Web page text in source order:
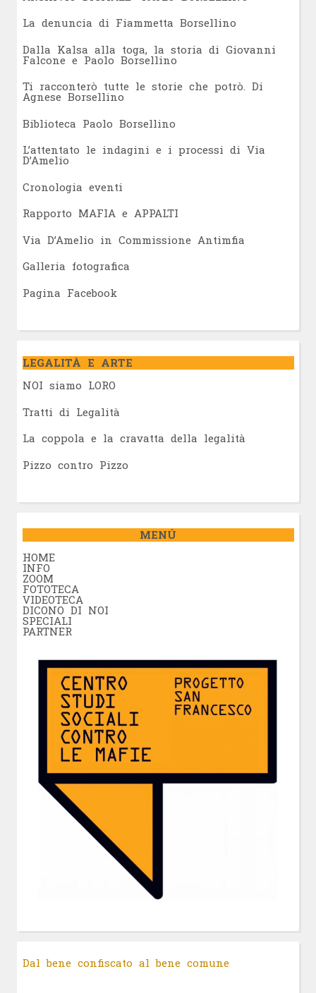
La denuncia di Fiammetta Borsellino
Dalla Kalsa alla toga, la storia di Giovanni
Falcone e Paolo Borsellino
Ti racconterò tutte le storie che potrò. Di
Agnese Borsellino
Biblioteca Paolo Borsellino
L’attentato le indagini e i processi di Via
D’Amelio
Cronologia eventi
Rapporto MAFIA e APPALTI
Via D’Amelio in Commissione Antimfia
Galleria fotografica
Pagina Facebook
LEGALITÀ E ARTE
NOI siamo LORO
Tratti di Legalità
La coppola e la cravatta della legalità
Pizzo contro Pizzo
MENÚ
HOME
INFO
ZOOM
FOTOTECA
VIDEOTECA
DICONO DI NOI
SPECIALI
PARTNER
Dal bene confiscato al bene comune